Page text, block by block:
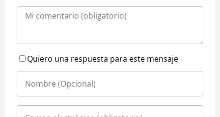
Quiero una respuesta para este mensaje